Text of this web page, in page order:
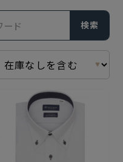
検索